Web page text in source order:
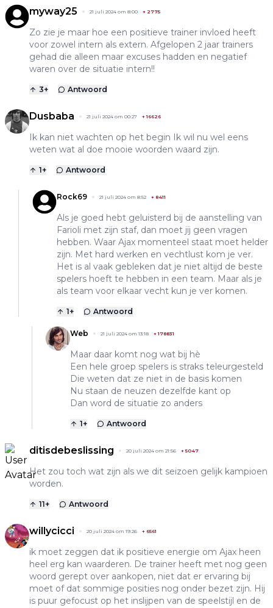
myway25 21 juli 2024 om 8:00 + 2775
Zo zie je maar hoe een positieve trainer invloed heeft
voor zowel intern als extern. Afgelopen 2 jaar trainers
gehad die alleen maar excuses hadden en negatief
waren over de situatie intern!!
3+ Antwoord
Dusbaba 21 juli 2024 om 00:27 +16626
Ik kan niet wachten op het begin Ik wil nu wel eens
weten wat al doe mooie woorden waard zijn.
1+ Antwoord
Rock69 21 juli 2024 om 8:52 + 8411
Als je goed hebt geluisterd bij de aanstelling van
Farioli met zijn staf, dan moet jij geen vragen
hebben. Waar Ajax momenteel staat moet helder
zijn. Met hard werken en vechtlust kom je ver.
Het is al vaak gebleken dat je niet altijd de beste
spelers hoeft te hebben in een team. Maar als je
als team voor elkaar vecht kun je ver komen.
1+ Antwoord
Web 21 juli 2024 om 13:18 +178831
Maar daar komt nog wat bij hè
Een hele groep spelers is straks teleurgesteld
Die weten dat ze niet in de basis komen
Nu staan de neuzen dezelfde kant op
Dan word de situatie zo anders
1+ Antwoord
ditisdebeslissing 20 juli 2024 om 21:56 + 5047
Het zou toch wat zijn als we dit seizoen gelijk kampioen
worden.
11+ Antwoord
willycicci 20 juli 2024 om 19:26 + 6561
ik moet zeggen dat ik positieve energie om Ajax heen
heel erg kan waarderen. De trainer heeft met nog geen
woord gerept over aankopen, niet dat er ervaring bij
moet of dat sommige posities nog onder bezet zijn. Hij
is puur gefocust op het inslijpen van de speelstijl en de